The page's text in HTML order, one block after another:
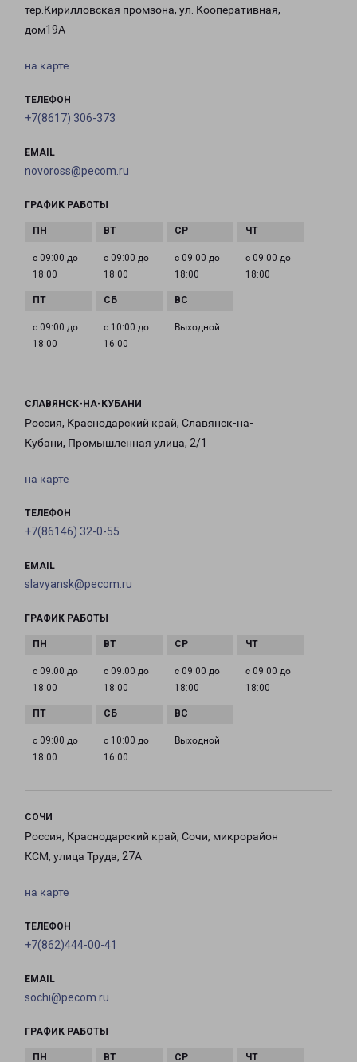
тер.Кирилловская промзона, ул. Кооперативная,
дом19А
на карте
ТЕЛЕФОН
+7(8617) 306-373
EMAIL
novoross@pecom.ru
ГРАФИК РАБОТЫ
с 09:00 до
18:00
с 09:00 до
18:00
с 09:00 до
18:00
с 09:00 до
18:00
с 09:00 до
18:00
с 10:00 до
16:00
Выходной
СЛАВЯНСК-НА-КУБАНИ
Россия, Краснодарский край, Славянск-на-
Кубани, Промышленная улица, 2/1
на карте
ТЕЛЕФОН
+7(86146) 32-0-55
EMAIL
slavyansk@pecom.ru
ГРАФИК РАБОТЫ
с 09:00 до
18:00
с 09:00 до
18:00
с 09:00 до
18:00
с 09:00 до
18:00
с 09:00 до
18:00
с 10:00 до
16:00
Выходной
СОЧИ
Россия, Краснодарский край, Сочи, микрорайон
КСМ, улица Труда, 27А
на карте
ТЕЛЕФОН
+7(862)444-00-41
EMAIL
sochi@pecom.ru
ГРАФИК РАБОТЫ